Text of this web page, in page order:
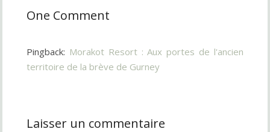
One Comment
Pingback: Morakot Resort : Aux portes de l'ancien
territoire de la brève de Gurney
Laisser un commentaire